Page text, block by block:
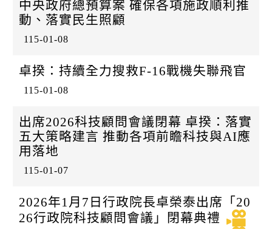
中央政府總預算案 確保各項施政順利推
動、落實民生照顧
115-01-08
卓揆：持續全力搜救F-16戰機失聯飛官
115-01-08
出席2026科技顧問會議閉幕 卓揆：落實
五大策略建言 推動各項前瞻科技與AI應
用落地
115-01-07
2026年1月7日行政院長卓榮泰出席「20
26行政院科技顧問會議」閉幕典禮